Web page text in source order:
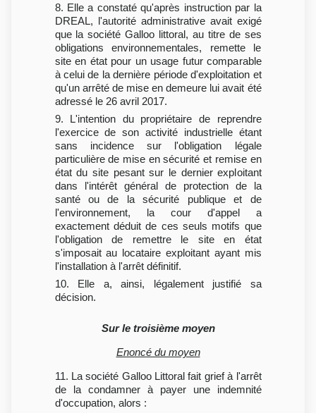
8. Elle a constaté qu'après instruction par la
DREAL, l'autorité administrative avait exigé
que la société Galloo littoral, au titre de ses
obligations environnementales, remette le
site en état pour un usage futur comparable
à celui de la dernière période d'exploitation et
qu'un arrêté de mise en demeure lui avait été
adressé le 26 avril 2017.
9. L'intention du propriétaire de reprendre
l'exercice de son activité industrielle étant
sans incidence sur l'obligation légale
particulière de mise en sécurité et remise en
état du site pesant sur le dernier exploitant
dans l'intérêt général de protection de la
santé ou de la sécurité publique et de
l'environnement, la cour d'appel a
exactement déduit de ces seuls motifs que
l'obligation de remettre le site en état
s'imposait au locataire exploitant ayant mis
l'installation à l'arrêt définitif.
10. Elle a, ainsi, légalement justifié sa
décision.
Sur le troisième moyen
Enoncé du moyen
11. La société Galloo Littoral fait grief à l'arrêt
de la condamner à payer une indemnité
d'occupation, alors :